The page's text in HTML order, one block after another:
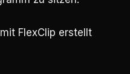
FlexClip erstellt